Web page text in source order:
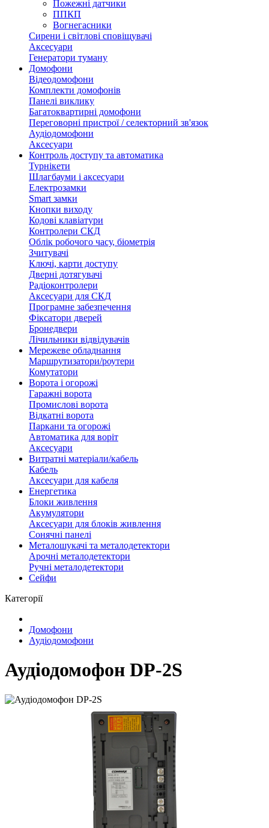
Пожежні датчики
ППКП
Вогнегасники
Сирени і світлові сповіщувачі
Аксесуари
Генератори туману
Домофони
Відеодомофони
Комплекти домофонів
Панелі виклику
Багатоквартирні домофони
Переговорні пристрої / селекторний зв'язок
Аудіодомофони
Аксесуари
Контроль доступу та автоматика
Турнікети
Шлагбауми і аксесуари
Електрозамки
Smart замки
Кнопки виходу
Кодові клавіатури
Контролери СКД
Облік робочого часу, біометрія
Зчитувачі
Ключі, карти доступу
Дверні дотягувачі
Радіоконтролери
Аксесуари для СКД
Програмне забезпечення
Фіксатори дверей
Бронедвери
Лічильники відвідувачів
Мережеве обладнання
Маршрутизатори/роутери
Комутатори
Ворота і огорожі
Гаражні ворота
Промислові ворота
Відкатні ворота
Паркани та огорожі
Автоматика для воріт
Аксесуари
Витратні матеріали/кабель
Кабель
Аксесуари для кабеля
Енергетика
Блоки живлення
Акумулятори
Аксесуари для блоків живлення
Сонячні панелі
Металошукачі та металодетектори
Арочні металодетектори
Ручні металодетектори
Сейфи
Категорії
Домофони
Аудіодомофони
Аудіодомофон DP-2S